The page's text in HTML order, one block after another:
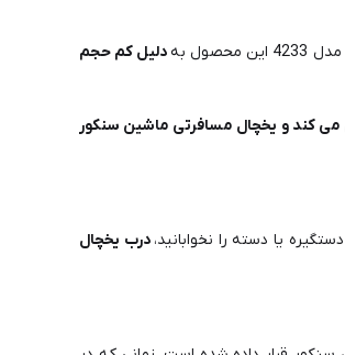
به
دلیل کم حجم
می کند و یخچال مسافرتی ماشین سنکور
یا دسته را نخوابانید، درب یخچال